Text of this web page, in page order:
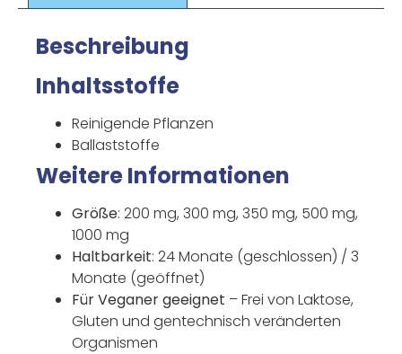
Beschreibung
Inhaltsstoffe
Reinigende Pflanzen
Ballaststoffe
Weitere Informationen
Größe: 200 mg, 300 mg, 350 mg, 500 mg,
1000 mg
Haltbarkeit: 24 Monate (geschlossen) / 3
Monate (geöffnet)
Für Veganer geeignet – Frei von Laktose,
Gluten und gentechnisch veränderten
Organismen